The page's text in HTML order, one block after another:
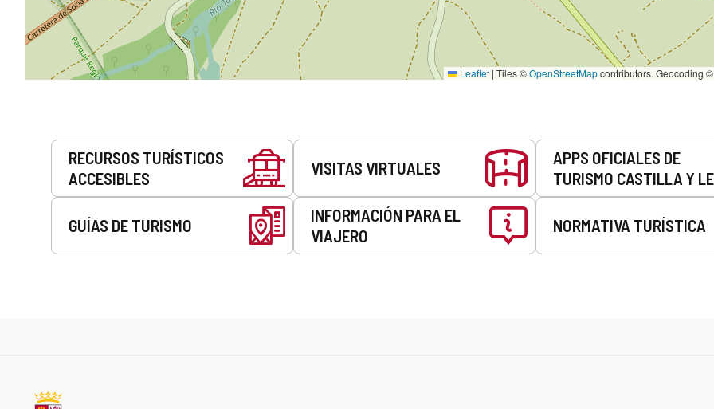
Leaflet | Tiles ©OpenStreetMapcontributors. Geocoding ©
Servicios
RECURSOS TURÍSTICOS
ACCESIBLES
VISITAS VIRTUALES
APPS OFICIALES DE
TURISMO CASTILLA Y
GUÍAS DE TURISMO
INFORMACIÓN PARA EL
VIAJERO
NORMATIVA TURÍSTICA